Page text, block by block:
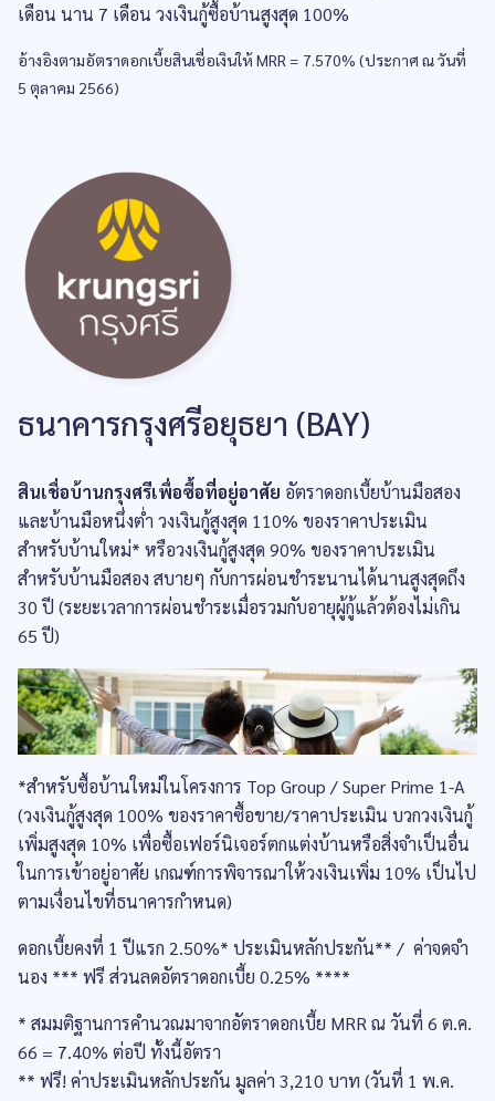
เดือน นาน 7 เดือน วงเงินกู้ซื้อบ้านสูงสุด 100%
อ้างอิงตามอัตราดอกเบี้ยสินเชื่อเงินให้ MRR = 7.570% (ประกาศ ณ วันที่
5 ตุลาคม 2566)
ธนาคารกรุงศรีอยุธยา (BAY)
สินเชื่อบ้านกรุงศรีเพื่อซื้อที่อยู่อาศัย อัตราดอกเบี้ยบ้านมือสอง
และบ้านมือหนึ่งต่ำ วงเงินกู้สูงสุด 110% ของราคาประเมิน
สำหรับบ้านใหม่* หรือวงเงินกู้สูงสุด 90% ของราคาประเมิน
สำหรับบ้านมือสอง สบายๆ กับการผ่อนชำระนานได้นานสูงสุดถึง
30 ปี (ระยะเวลาการผ่อนชำระเมื่อรวมกับอายุผู้กู้แล้วต้องไม่เกิน
65 ปี)
*สำหรับซื้อบ้านใหม่ในโครงการ Top Group / Super Prime 1-A
(วงเงินกู้สูงสุด 100% ของราคาซื้อขาย/ราคาประเมิน บวกวงเงินกู้
เพิ่มสูงสุด 10% เพื่อซื้อเฟอร์นิเจอร์ตกแต่งบ้านหรือสิ่งจำเป็นอื่น
ในการเข้าอยู่อาศัย เกณฑ์การพิจารณาให้วงเงินเพิ่ม 10% เป็นไป
ตามเงื่อนไขที่ธนาคารกำหนด)
ดอกเบี้ยคงที่ 1 ปีแรก 2.50%* ประเมินหลักประกัน** / ค่าจดจำ
นอง *** ฟรี ส่วนลดอัตราดอกเบี้ย 0.25% ****
* สมมติฐานการคำนวณมาจากอัตราดอกเบี้ย MRR ณ วันที่ 6 ต.ค.
66 = 7.40% ต่อปี ทั้งนี้อัตรา
** ฟรี! ค่าประเมินหลักประกัน มูลค่า 3,210 บาท (วันที่ 1 พ.ค.